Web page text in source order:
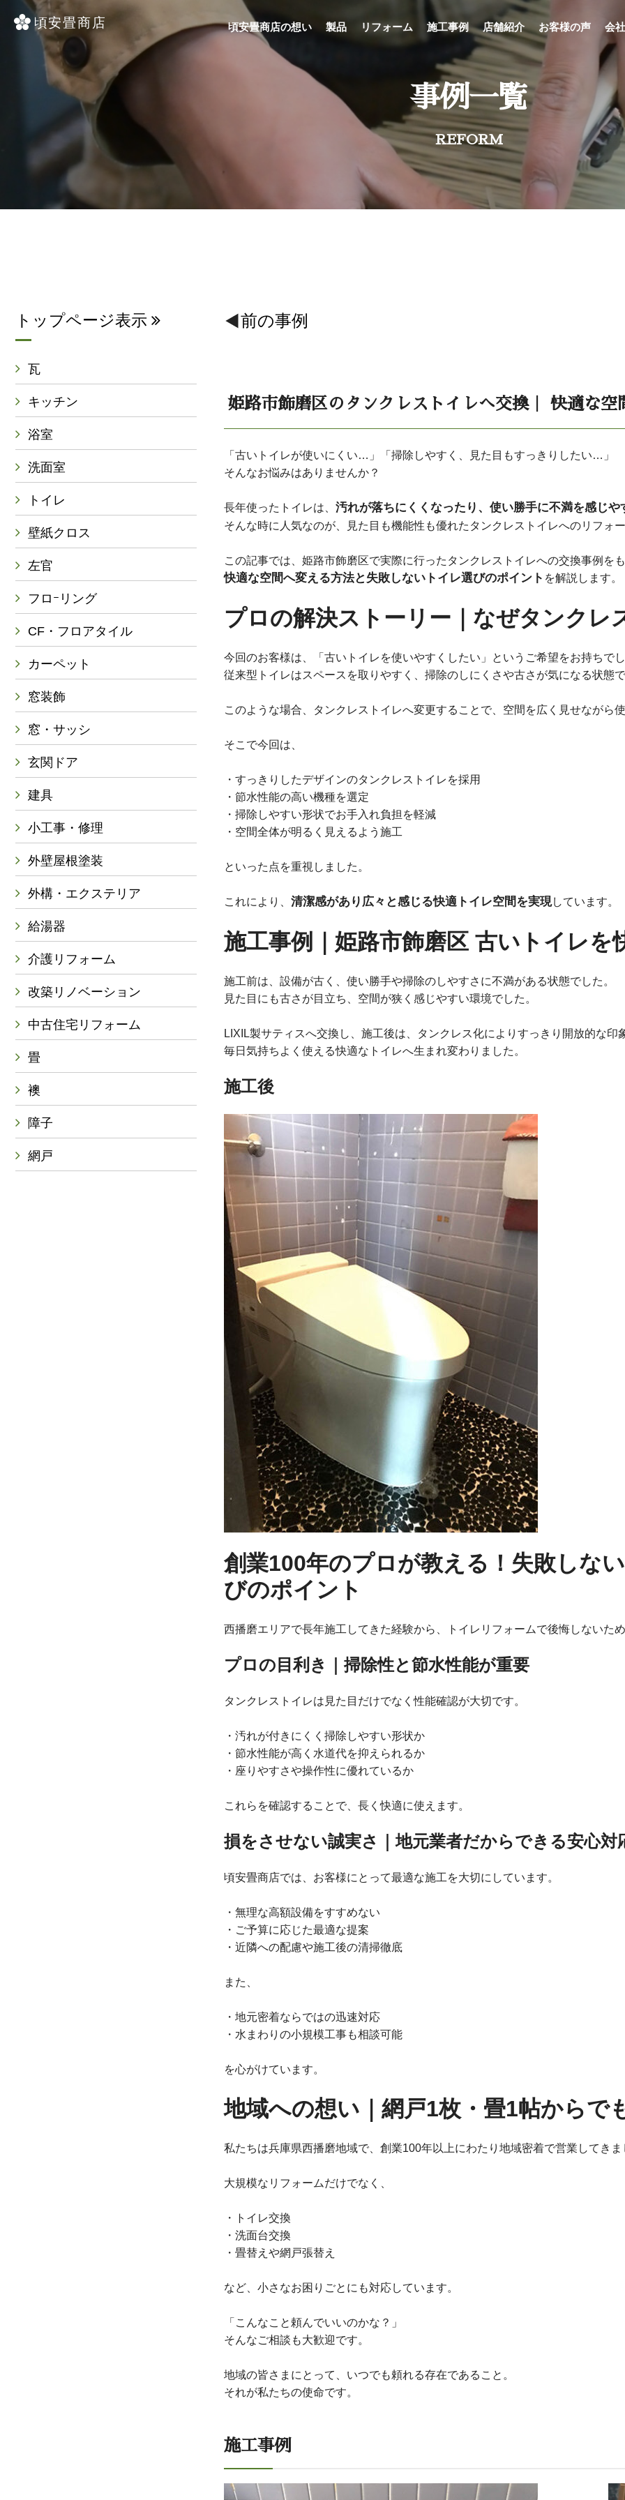
頃安畳商店の想い 製品 リフォーム 施工事例 店舗紹介 お客様の声 会
事例一覧
REFORM
トップページ表示
瓦
キッチン
浴室
洗面室
トイレ
壁紙クロス
左官
フロｰリング
CF・フロアタイル
カーペット
窓装飾
窓・サッシ
玄関ドア
建具
小工事・修理
外壁屋根塗装
外構・エクステリア
給湯器
介護リフォーム
改築リノベーション
中古住宅リフォーム
畳
襖
障子
網戸
前の事例
姫路市飾磨区のタンクレストイレへ交換｜ 快適な空
「古いトイレが使いにくい…」「掃除しやすく、見た目もすっきりしたい…」
そんなお悩みはありませんか？
長年使ったトイレは、 汚れが落ちにくくなったり、使い勝手に不満を感じや
そんな時に人気なのが、見た目も機能性も優れたタンクレストイレへのリフォー
この記事では、姫路市飾磨区で実際に行ったタンクレストイレへの交換事例をも
快適な空間へ変える方法と失敗しないトイレ選びのポイント を解説します。
プロの解決ストーリー｜なぜタンクレ
今回のお客様は、「古いトイレを使いやすくしたい」というご希望をお持ちでし
従来型トイレはスペースを取りやすく、掃除のしにくさや古さが気になる状態で
このような場合、タンクレストイレへ変更することで、空間を広く見せながら
そこで今回は、
・すっきりしたデザインのタンクレストイレを採用
・節水性能の高い機種を選定
・掃除しやすい形状でお手入れ負担を軽減
・空間全体が明るく見えるよう施工
といった点を重視しました。
これにより、 清潔感があり広々と感じる快適トイレ空間を実現しています。
施工事例｜姫路市飾磨区 古いトイレを
施工前は、設備が古く、使い勝手や掃除のしやすさに不満がある状態でした。
見た目にも古さが目立ち、空間が狭く感じやすい環境でした。
LIXIL製サティスへ交換し、施工後は、タンクレス化によりすっきり開放的な印
毎日気持ちよく使える快適なトイレへ生まれ変わりました。
施工後
創業100年のプロが教える！失敗しな
びのポイント
西播磨エリアで長年施工してきた経験から、トイレリフォームで後悔しないた
プロの目利き｜掃除性と節水性能が重要
タンクレストイレは見た目だけでなく性能確認が大切です。
・汚れが付きにくく掃除しやすい形状か
・節水性能が高く水道代を抑えられるか
・座りやすさや操作性に優れているか
これらを確認することで、長く快適に使えます。
損をさせない誠実さ｜地元業者だからできる安心対
頃安畳商店では、お客様にとって最適な施工を大切にしています。
・無理な高額設備をすすめない
・ご予算に応じた最適な提案
・近隣への配慮や施工後の清掃徹底
また、
・地元密着ならではの迅速対応
・水まわりの小規模工事も相談可能
を心がけています。
地域への想い｜網戸1枚・畳1帖からで
私たちは兵庫県西播磨地域で、創業100年以上にわたり地域密着で営業してきま
大規模なリフォームだけでなく、
・トイレ交換
・洗面台交換
・畳替えや網戸張替え
など、小さなお困りごとにも対応しています。
「こんなこと頼んでいいのかな？」
そんなご相談も大歓迎です。
地域の皆さまにとって、いつでも頼れる存在であること。
それが私たちの使命です。
施工事例